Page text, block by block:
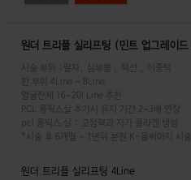
원더 트리플 실리프팅 (민트 업그레이드
시술 부위 :팔자, 심부볼 , 턱선 , 이중턱
한 부위 4Line ~ 8Line
얼굴전체 16~20l Line 추천
PCL 롱픽스실 추가시 유지 기간 2~3배 연장
pcl 롱픽스 실 : 고정력과 자가 콜라겐 생성
*시술 후 6개월 ~ 1년뒤 본원 K-울써마지 시술
원더 트리플 실리프팅 4Line